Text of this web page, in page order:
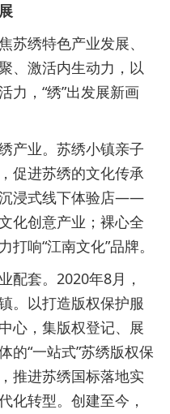
绣特色产业发展、
、激活内生动力，以
力，“绣”出发展新画
业。苏绣小镇亲子
促进苏绣的文化传承
浸式线下体验店——
化创意产业；裸心全
响“江南文化”品牌。
套。2020年8月，
。以打造版权保护服
心，集版权登记、展
的“一站式”苏绣版权保
推进苏绣国标落地实
化转型。创建至今，